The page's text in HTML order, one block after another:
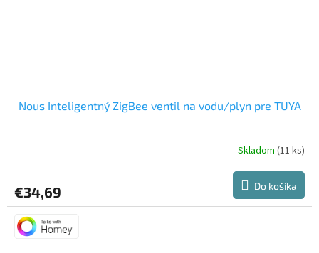
Nous Inteligentný ZigBee ventil na vodu/plyn pre TUYA
je
5,0
z
5
Skladom(11 ks)
€34,69 Do košíka